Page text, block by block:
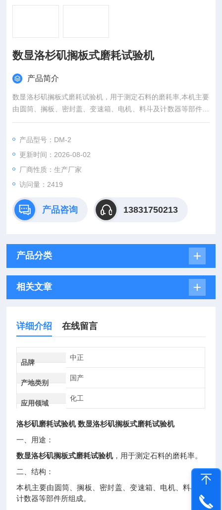
数显洛杉矶搁板式磨耗试验机
产品简介
数显洛杉矶搁板式磨耗试验机，用于测定石料的磨耗率,本机主要
由圆筒、搁板、密封盖、变速箱、电机、料斗及计数器等部件所
组成。
产品型号：DM-2
更新时间：2026-08-02
厂商性质：生产厂家
访问量：2419
产品咨询 13831750213
产品分类
相关文章
详细介绍 在线留言
品牌
中正
产地类别
国产
应用领域
化工
洛杉矶磨耗试验机数显洛杉矶搁板式磨耗试验机
一、 用途：
数显洛杉矶搁板式磨耗试验机，用于测定石料的磨耗率。
二、结构：
本机主要由圆筒、搁板、密封盖、变速箱、电机、料斗及
计数器等部件所组成。